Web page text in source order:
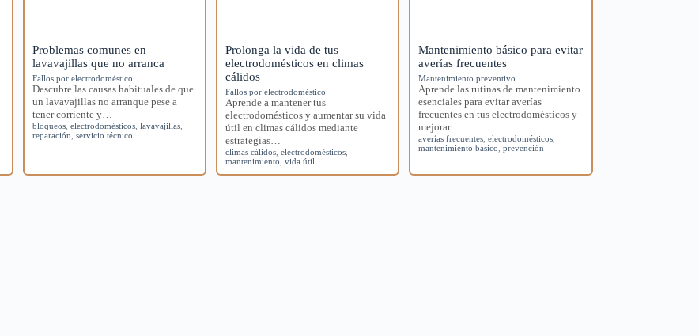
Problemas comunes en
lavavajillas que no arranca
Fallos por electrodoméstico
Descubre las causas habituales de que
un lavavajillas no arranque pese a
tener corriente y…
bloqueos, electrodomésticos, lavavajillas,
reparación servicio técnico
Prolonga la vida de tus
electrodomésticos en climas
cálidos
Fallos por electrodoméstico
Aprende a mantener tus
electrodomésticos y aumentar su vida
útil en climas cálidos mediante
estrategias…
climas cálidos, electrodomésticos,
mantenimiento vida útil
Mantenimiento básico para evitar
averías frecuentes
Mantenimiento preventivo
Aprende las rutinas de mantenimiento
esenciales para evitar averías
frecuentes en tus electrodomésticos y
mejorar…
averías frecuentes ,electrodomésticos
mantenimiento básico ,prevención